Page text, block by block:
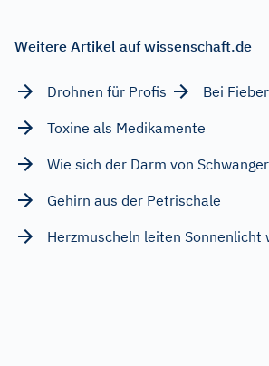
Weitere Artikel auf wissenschaft.de
Drohnen für Profis
Bei
Toxine als Medikamente
Wie sich der Darm von
Gehirn aus der Petrischale
Herzmuscheln leiten Sonnenlicht